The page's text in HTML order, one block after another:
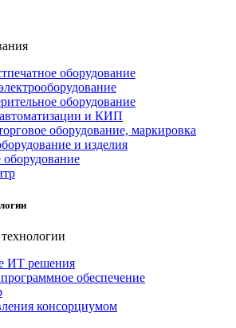
оборудование
оборудование
и КИП
оборудование, маркировка
и изделия
ИТ решения
обеспечение
консорциумом